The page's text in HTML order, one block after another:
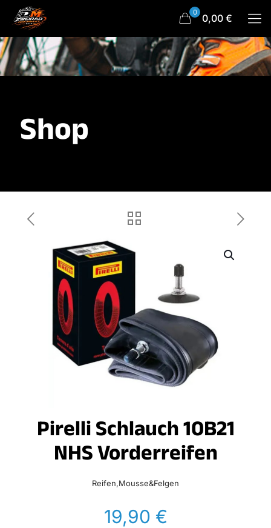
0 0,00 €
Shop
Pirelli Schlauch 10B21
NHS Vorderreifen
Reifen,Mousse&Felgen
19,90 €